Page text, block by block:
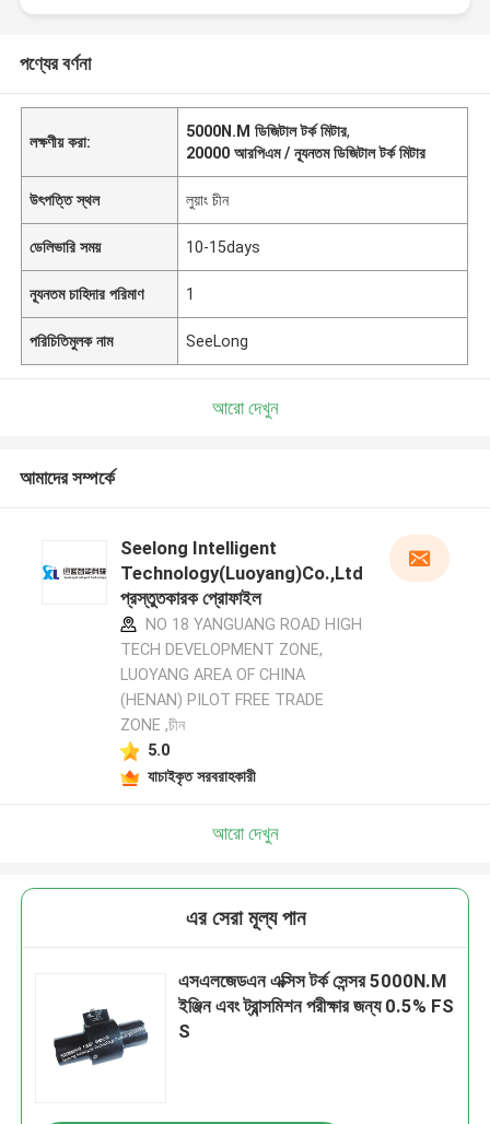
পণ্যের বর্ণনা
লক্ষণীয় করা:
5000N.M ডিজিটাল টর্ক মিটার,
20000 আরপিএম / ন্যূনতম ডিজিটাল টর্ক মিটার
উৎপত্তি স্থল লুয়াং চীন
ডেলিভারি সময় 10-15days
ন্যূনতম চাহিদার পরিমাণ 1
পরিচিতিমুলক নাম SeeLong
আরো দেখুন
আমাদের সম্পর্কে
Seelong Intelligent
Technology(Luoyang)Co.,Ltd
প্রস্তুতকারক প্রোফাইল
NO 18 YANGUANG ROAD HIGH
TECH DEVELOPMENT ZONE,
LUOYANG AREA OF CHINA
(HENAN) PILOT FREE TRADE
ZONE ,চীন
5.0
যাচাইকৃত সরবরাহকারী
আরো দেখুন
এর সেরা মূল্য পান
এসএলজেডএন এক্সিস টর্ক সেন্সর 5000N.M
ইঞ্জিন এবং ট্রান্সমিশন পরীক্ষার জন্য 0.5% FS
S